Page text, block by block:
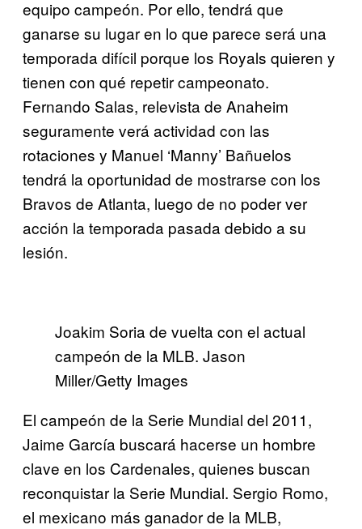
equipo campeón. Por ello, tendrá que
ganarse su lugar en lo que parece será una
temporada difícil porque los Royals quieren y
tienen con qué repetir campeonato.
Fernando Salas, relevista de Anaheim
seguramente verá actividad con las
rotaciones y Manuel ‘Manny’ Bañuelos
tendrá la oportunidad de mostrarse con los
Bravos de Atlanta, luego de no poder ver
acción la temporada pasada debido a su
lesión.
Joakim Soria de vuelta con el actual
campeón de la MLB. Jason
Miller/Getty Images
El campeón de la Serie Mundial del 2011,
Jaime García buscará hacerse un hombre
clave en los Cardenales, quienes buscan
reconquistar la Serie Mundial. Sergio Romo,
el mexicano más ganador de la MLB,